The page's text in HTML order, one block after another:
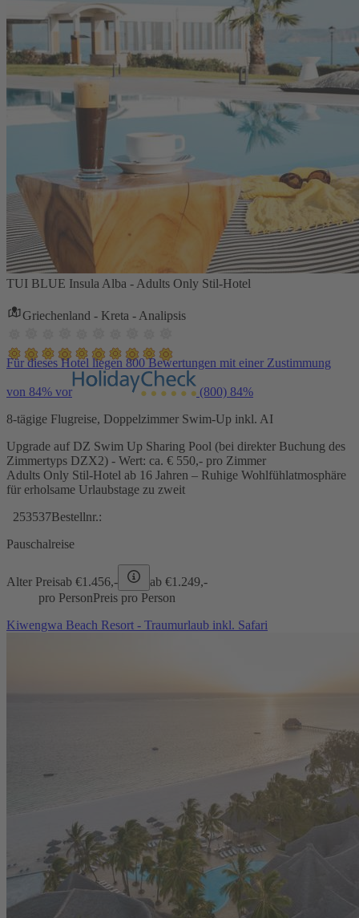
TUI BLUE Insula Alba - Adults Only Stil-Hotel
Griechenland - Kreta - Analipsis
Für dieses Hotel liegen 800 Bewertungen mit einer Zustimmung
von 84% vor (800) 84%
8-tägige Flugreise, Doppelzimmer Swim-Up inkl. AI
Upgrade auf DZ Swim Up Sharing Pool (bei direkter Buchung des
Zimmertyps DZX2) - Wert: ca. € 550,- pro Zimmer
Adults Only Stil-Hotel ab 16 Jahren – Ruhige Wohlfühlatmosphäre
für erholsame Urlaubstage zu zweit
253537Bestellnr.:
Pauschalreise
Alter Preisab €1.456,- ab €1.249,-
pro PersonPreis pro Person
Kiwengwa Beach Resort - Traumurlaub inkl. Safari